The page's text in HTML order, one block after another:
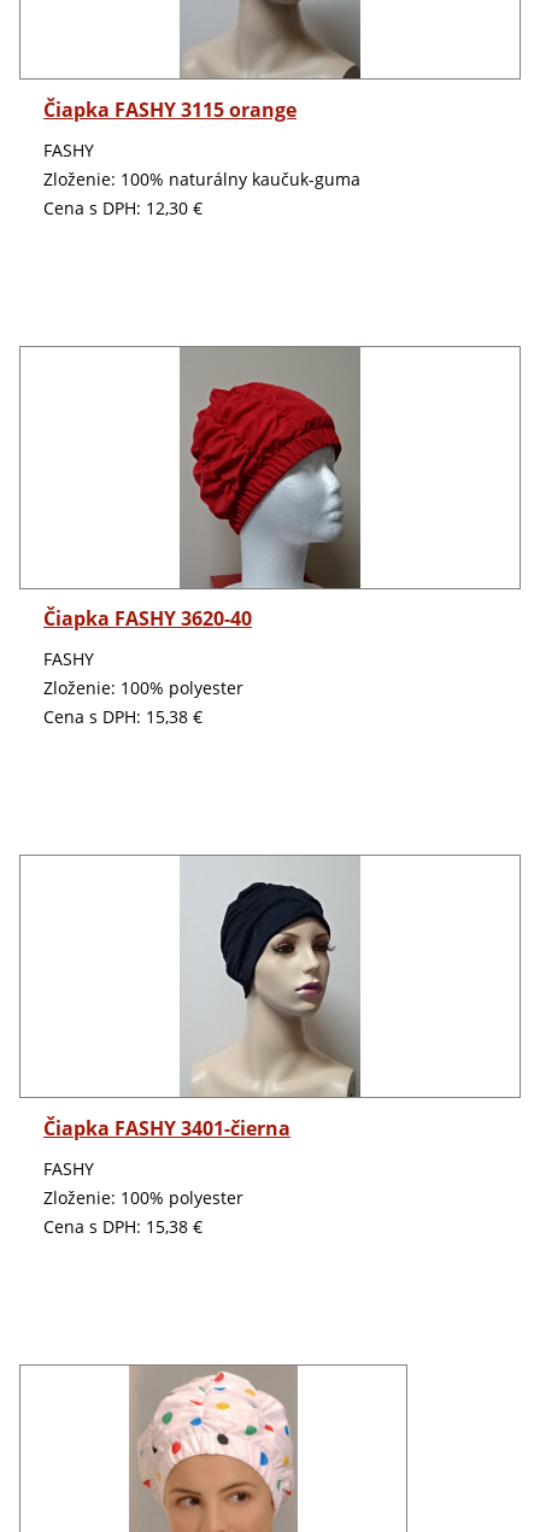
Detail
Čiapka FASHY 3115 orange
FASHY
Zloženie: 100% naturálny kaučuk-guma
Cena s DPH: 12,30 €
Detail
Čiapka FASHY 3620-40
FASHY
Zloženie: 100% polyester
Cena s DPH: 15,38 €
Detail
Čiapka FASHY 3401-čierna
FASHY
Zloženie: 100% polyester
Cena s DPH: 15,38 €